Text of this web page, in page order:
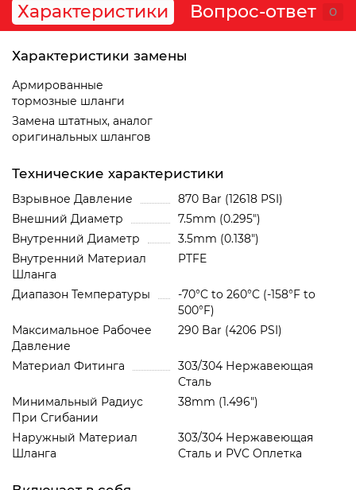
Характеристики Вопрос-ответ 0
Характеристики замены
Армированные
тормозные шланги
Замена штатных, аналог
оригинальных шлангов
Технические характеристики
Взрывное Давление
870 Bar (12618 PSI)
Внешний Диаметр
7.5mm (0.295")
Внутренний Диаметр
3.5mm (0.138")
Внутренний Материал
Шланга
PTFE
Диапазон Температуры
-70°C to 260°C (-158°F to
500°F)
Максимальное Рабочее
Давление
290 Bar (4206 PSI)
Материал Фитинга
303/304 Нержавеющая
Сталь
Минимальный Радиус
При Сгибании
38mm (1.496")
Наружный Материал
Шланга
303/304 Нержавеющая
Сталь и PVC Oплетка